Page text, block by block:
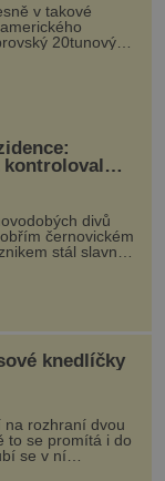
v takové
20tunový
kontroloval
divů
černovickém
stál slavný
Hlávka. Ten si
záležet. Jeho
knedlíčky
na rozhraní dvou
to se promítá i do
se v ní
a díky tomu